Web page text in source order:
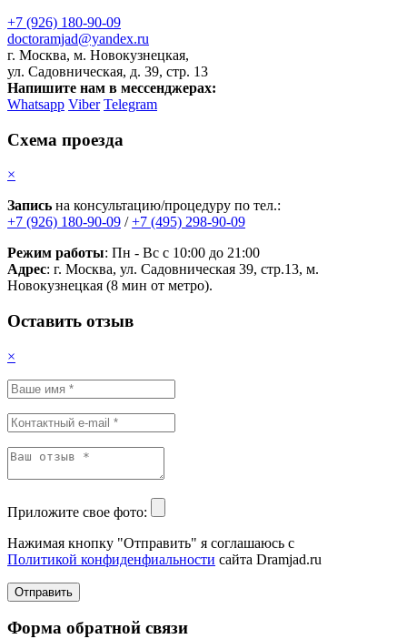
+7 (926) 180-90-09
doctoramjad@yandex.ru
г. Москва, м. Новокузнецкая,
ул. Садовническая, д. 39, стр. 13
Напишите нам в мессенджерах:
Whatsapp Viber Telegram
Схема проезда
×
Запись на консультацию/процедуру по тел.:
+7 (926) 180-90-09 /+7 (495) 298-90-09
Режим работы: Пн - Вс с 10:00 до 21:00
Адрес: г. Москва, ул. Садовническая 39, стр.13, м.
Новокузнецкая (8 мин от метро).
Оставить отзыв
×
Приложите свое фото:
Нажимая кнопку "Отправить" я соглашаюсь с
Политикой конфиденфиальности сайта Dramjad.ru
Отправить
Форма обратной связи